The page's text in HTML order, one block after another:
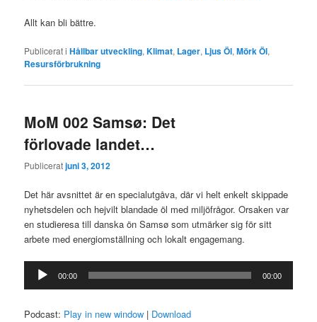
Allt kan bli bättre.
Publicerat i Hållbar utveckling,Klimat, Lager, Ljus Öl,Mörk Öl,
Resursförbrukning
MoM 002 Samsø: Det
förlovade landet…
Publiceratjuni 3, 2012
Det här avsnittet är en specialutgåva, där vi helt enkelt skippade
nyhetsdelen och hejvilt blandade öl med miljöfrågor. Orsaken var
en studieresa till danska ön Samsø som utmärker sig för sitt
arbete med energiomställning och lokalt engagemang.
Ljudspelare
00:00 00:00
Podcast: Play in new window | Download